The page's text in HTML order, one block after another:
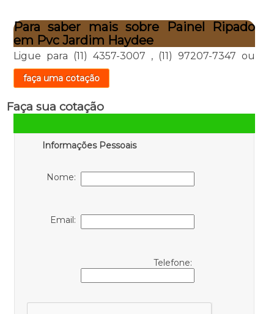
Para saber mais sobre Painel Ripado
em Pvc Jardim Haydee
Ligue para (11) 4357-3007 , (11) 97207-7347 ou
faça uma cotação
Faça sua cotação
Informações Pessoais
Nome:
Email:
Telefone: